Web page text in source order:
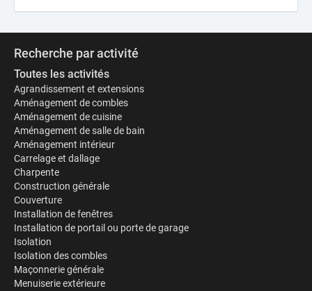
Recherche par activité
Toutes les activités
Agrandissement et extensions
Aménagement de combles
Aménagement de cuisine
Aménagement de salle de bain
Aménagement intérieur
Carrelage et dallage
Charpente
Construction générale
Couverture
Installation de fenêtres
Installation de portail ou porte de garage
Isolation
Isolation des combles
Maçonnerie générale
Menuiserie extérieure